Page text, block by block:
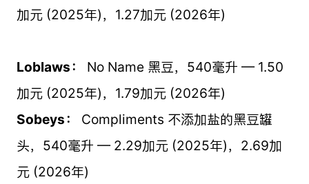
加元 (2025年)，1.27加元 (2026年)
Loblaws：
No Name 黑豆，540毫升 — 1.50
加元 (2025年)，1.79加元 (2026年)
Sobeys：
Compliments 不添加盐的黑豆罐
头，540毫升 — 2.29加元 (2025年)，2.69加
元 (2026年)